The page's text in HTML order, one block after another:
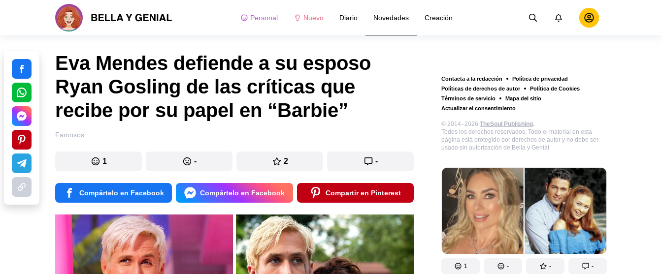
Personal Nuevo Diario Novedades Creación
Contacta a la redacción
Política de privacidad
Políticas de derechos de autor
Política de Cookies
Términos de servicio
Mapa del sitio
Actualizar el consentimiento
© 2014–2026 TheSoul Publishing.
Todos los derechos reservados. Todo el material en esta
página está protegido por derechos de autor y no debe ser
usado sin autorización de Bella y Genial
1 - - -
Eva Mendes defiende a su esposo
Ryan Gosling de las críticas que
recibe por su papel en “Barbie”
Famosos
1 - 2 -
Compártelo en Facebook Compártelo en Facebook Compartir en Pinterest